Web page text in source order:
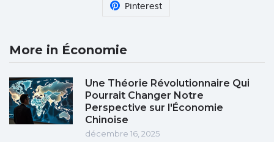
Pinterest
More in Économie
Une Théorie Révolutionnaire Qui
Pourrait Changer Notre
Perspective sur l'Économie
Chinoise
décembre 16, 2025